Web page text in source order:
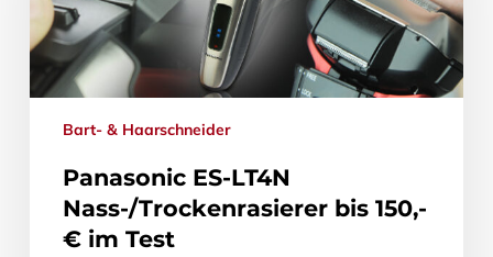
Bart- & Haarschneider
Panasonic ES-LT4N
Nass-/Trockenrasierer bis 150,-
€ im Test